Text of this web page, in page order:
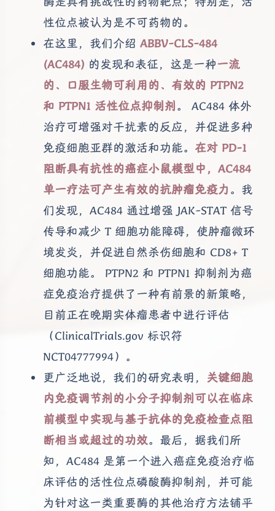
性位点被认为是不可药物的。
在这里，我们介绍 ABBV-CLS-484
(AC484) 的发现和表征，这是一种一流
的、口服生物可利用的、有效的 PTPN2
和 PTPN1 活性位点抑制剂。 AC484 体外
治疗可增强对干扰素的反应，并促进多种
免疫细胞亚群的激活和功能。 在对 PD-1
阻断具有抗性的癌症小鼠模型中，AC484
单一疗法可产生有效的抗肿瘤免疫力 。我
们发现，AC484 通过增强 JAK-STAT 信号
传导和减少 T 细胞功能障碍，使肿瘤微环
境发炎，并促进自然杀伤细胞和 CD8+ T
细胞功能。 PTPN2 和 PTPN1 抑制剂为癌
症免疫治疗提供了一种有前景的新策略，
目前正在晚期实体瘤患者中进行评估
（ClinicalTrials.gov 标识符
NCT04777994）。
更广泛地说，我们的研究表明， 关键细胞
内免疫调节剂的小分子抑制剂可以在临床
前模型中实现与基于抗体的免疫检查点阻
断相当或超过的功效。最后，据我们所
知，AC484 是第一个进入癌症免疫治疗临
床评估的活性位点磷酸酶抑制剂，并可能
为针对这一类重要酶的其他治疗方法铺平